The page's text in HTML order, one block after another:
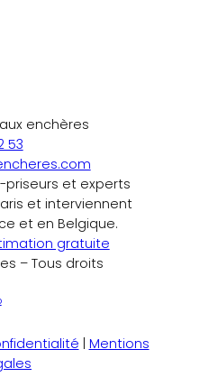
enchères
53
priseurs et experts
et interviennent
et en Belgique.
gratuite
– Tous droits
| Mentions